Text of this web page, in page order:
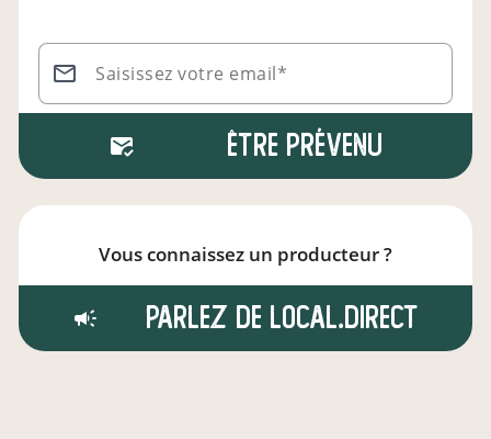
Saisissez votre email*
Être prévenu
Vous connaissez un producteur ?
Parlez de local.direct